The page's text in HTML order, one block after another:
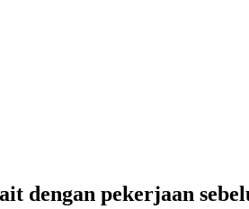
dengan pekerjaan